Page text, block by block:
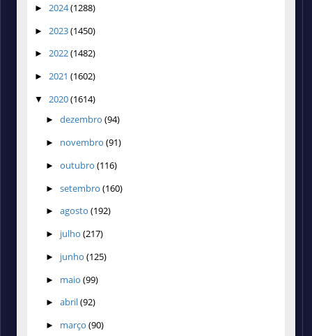
► 2024(1288)
► 2023(1450)
► 2022(1482)
► 2021 (1602)
▼ 2020(1614)
► dezembro (94)
► novembro (91)
► outubro (116)
► setembro (160)
► agosto (192)
► julho (217)
► junho (125)
► maio (99)
► abril(92)
► março (90)